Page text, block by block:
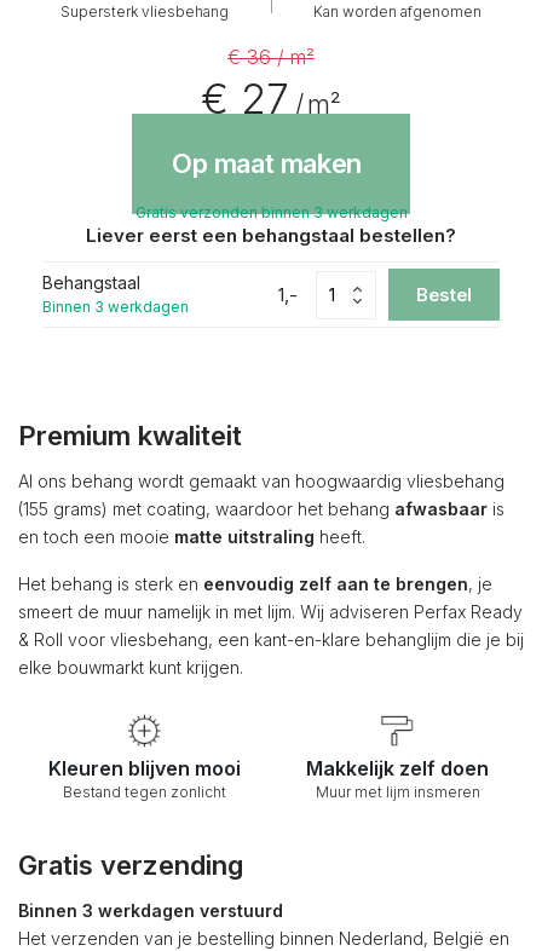
Supersterk vliesbehang Kan worden afgenomen
€ 36 / m²
€ 27/ m²
Op maat maken
Gratis verzonden binnen 3 werkdagen
Liever eerst een behangstaal bestellen?
Behangstaal
Binnen 3 werkdagen
1,- Bestel
Premium kwaliteit
Al ons behang wordt gemaakt van hoogwaardig vliesbehang
(155 grams) met coating, waardoor het behang afwasbaar is
en toch een mooie matte uitstraling heeft.
Het behang is sterk en eenvoudig zelf aan te brengen, je
smeert de muur namelijk in met lijm. Wij adviseren Perfax Ready
& Roll voor vliesbehang, een kant-en-klare behanglijm die je bij
elke bouwmarkt kunt krijgen.
Kleuren blijven mooi
Bestand tegen zonlicht
Makkelijk zelf doen
Muur met lijm insmeren
Gratis verzending
Binnen 3 werkdagen verstuurd
Het verzenden van je bestelling binnen Nederland, België en